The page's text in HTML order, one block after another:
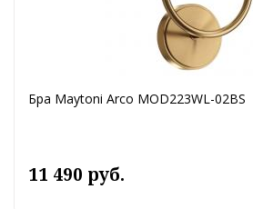
Бра Maytoni Arco MOD223WL-02BS
11 490 руб.